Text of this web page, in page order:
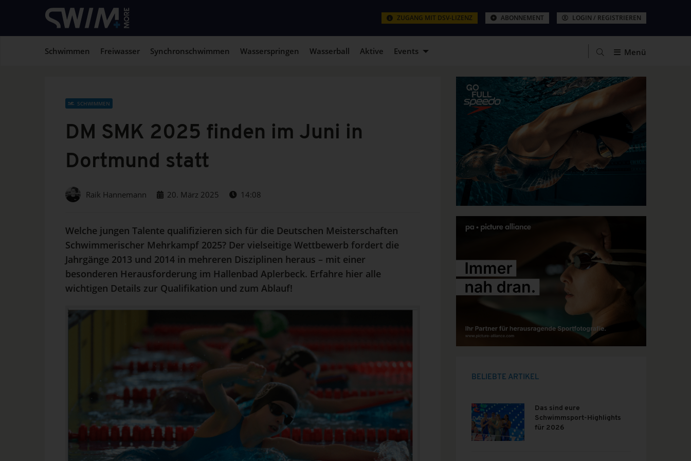
ZUGANG MIT DSV-LIZENZ ABONNEMENT LOGIN / REGISTRIEREN
Schwimmen Freiwasser Synchronschwimmen Wasserspringen Wasserball Aktive Events Menü
SCHWIMMEN
DM SMK 2025 finden im Juni in
Dortmund statt
Raik Hannemann 20. März 2025 14:08
Welche jungen Talente qualifizieren sich für die Deutschen Meisterschaften
Schwimmerischer Mehrkampf 2025? Der vielseitige Wettbewerb fordert die
Jahrgänge 2013 und 2014 in mehreren Disziplinen heraus – mit einer
besonderen Herausforderung im Hallenbad Aplerbeck. Erfahre hier alle
wichtigen Details zur Qualifikation und zum Ablauf!
BELIEBTE ARTIKEL
Das sind eure
Schwimmsport-Highlights
für 2026